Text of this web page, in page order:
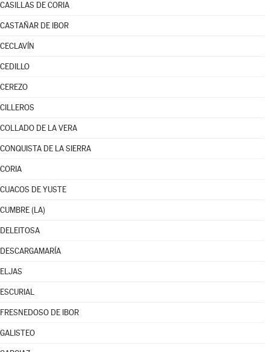
CASILLAS DE CORIA
CASTAÑAR DE IBOR
CECLAVÍN
CEDILLO
CEREZO
CILLEROS
COLLADO DE LA VERA
CONQUISTA DE LA SIERRA
CORIA
CUACOS DE YUSTE
CUMBRE (LA)
DELEITOSA
DESCARGAMARÍA
ELJAS
ESCURIAL
FRESNEDOSO DE IBOR
GALISTEO